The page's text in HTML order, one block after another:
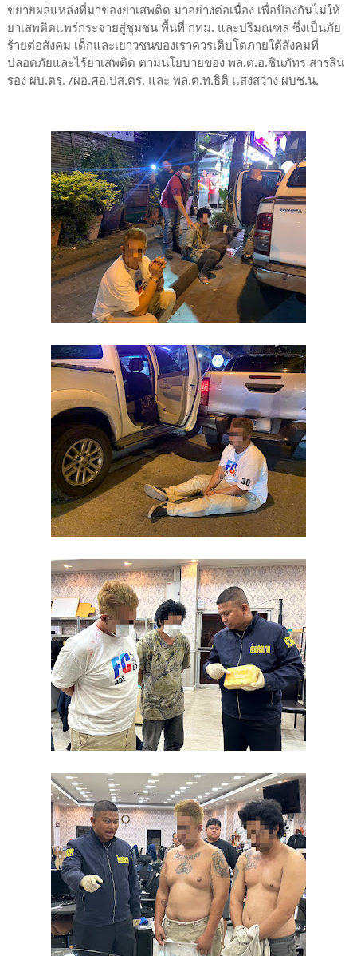
ขยายผลแหล่งที่มาของยาเสพติด มาอย่างต่อเนื่อง เพื่อป้องกันไม่ให้
ยาเสพติดแพร่กระจายสู่ชุมชน พื้นที่ กทม. และปริมณฑล ซึ่งเป็นภัย
ร้ายต่อสังคม เด็กและเยาวชนของเราควรเติบโตภายใต้สังคมที่
ปลอดภัยและไร้ยาเสพติด ตามนโยบายของ พล.ต.อ.ชินภัทร สารสิน
รอง ผบ.ตร. /ผอ.ศอ.ปส.ตร. และ พล.ต.ท.ธิติ แสงสว่าง ผบช.น.